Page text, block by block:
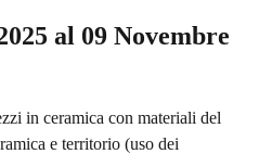
al 09 Novembre
in ceramica con materiali del
e territorio (uso dei